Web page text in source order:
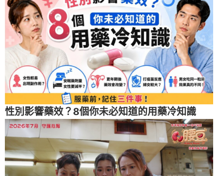
性別影響藥效？8個你未必知道的用藥冷知識